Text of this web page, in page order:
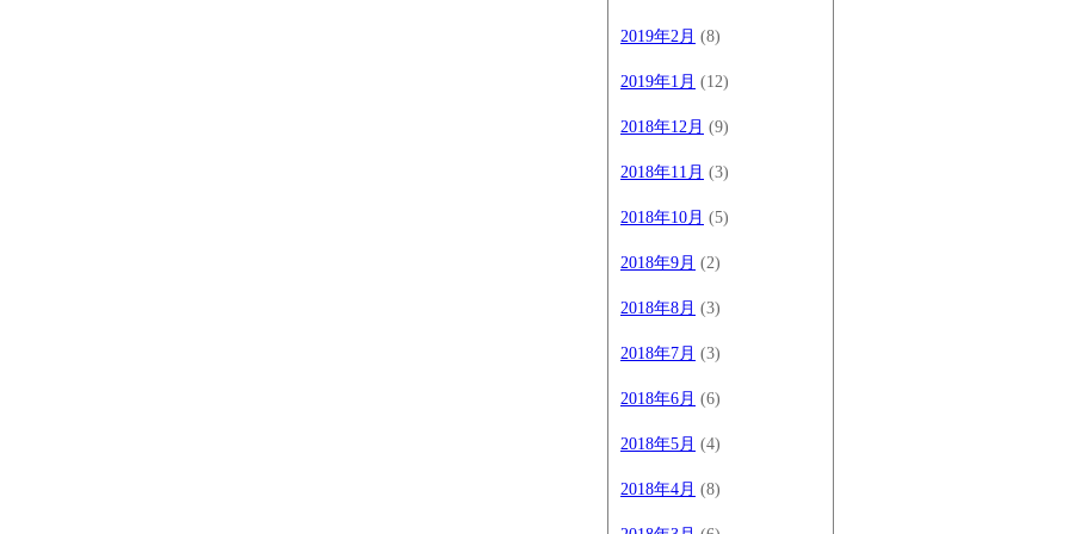
2019年2月 (8)
2019年1月 (12)
2018年12月 (9)
2018年11月 (3)
2018年10月 (5)
2018年9月 (2)
2018年8月 (3)
2018年7月 (3)
2018年6月 (6)
2018年5月 (4)
2018年4月 (8)